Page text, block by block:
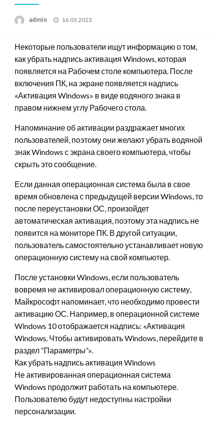
admin
Posted
16.03.2023
Некоторые пользователи ищут информацию о том,
как убрать надпись активация Windows, которая
появляется на Рабочем столе компьютера. После
включения ПК, на экране появляется надпись
«Активация Windows» в виде водяного знака в
правом нижнем углу Рабочего стола.
Напоминание об активации раздражает многих
пользователей, поэтому они желают убрать водяной
знак Windows с экрана своего компьютера, чтобы
скрыть это сообщение.
Если данная операционная система была в свое
время обновлена с предыдущей версии Windows, то
после переустановки ОС, произойдет
автоматическая активация, поэтому эта надпись не
появится на мониторе ПК. В другой ситуации,
пользователь самостоятельно устанавливает новую
операционную систему на свой компьютер.
После установки Windows, если пользователь
вовремя не активировал операционную систему,
Майкрософт напоминает, что необходимо провести
активацию ОС. Например, в операционной системе
Windows 10 отображается надпись: «Активация
Windows. Чтобы активировать Windows, перейдите в
раздел “Параметры”».
Как убрать надпись активация Windows
Не активированная операционная система
Windows продолжит работать на компьютере.
Пользователю будут недоступны настройки
персонализации.